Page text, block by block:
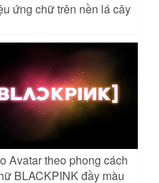
ứng chữ trên nền lá cây
Avatar theo phong cách
BLACKPINK đầy màu